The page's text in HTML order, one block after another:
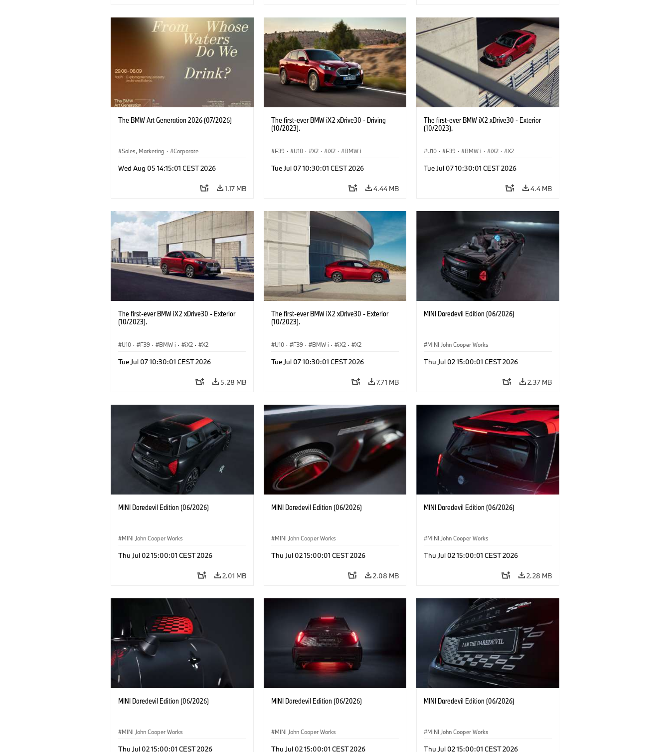
The BMW Art Generation 2026 (07/2026)
Sales, Marketing · Corporate
Wed Aug 05 14:15:01 CEST 2026
1.17 MB
The first-ever BMW iX2 xDrive30 - Driving
(10/2023).
F39 · U10 · X2 · iX2 · BMW i
Tue Jul 07 10:30:01 CEST 2026
4.44 MB
The first-ever BMW iX2 xDrive30 - Exterior
(10/2023).
U10 · F39 · BMW i · iX2 · X2
Tue Jul 07 10:30:01 CEST 2026
4.4 MB
The first-ever BMW iX2 xDrive30 - Exterior
(10/2023).
U10 · F39 · BMW i · iX2 · X2
Tue Jul 07 10:30:01 CEST 2026
5.28 MB
The first-ever BMW iX2 xDrive30 - Exterior
(10/2023).
U10 · F39 · BMW i · iX2 · X2
Tue Jul 07 10:30:01 CEST 2026
7.71 MB
MINI Daredevil Edition (06/2026)
MINI John Cooper Works
Thu Jul 02 15:00:01 CEST 2026
2.37 MB
MINI Daredevil Edition (06/2026)
MINI John Cooper Works
Thu Jul 02 15:00:01 CEST 2026
2.01 MB
MINI Daredevil Edition (06/2026)
MINI John Cooper Works
Thu Jul 02 15:00:01 CEST 2026
2.08 MB
MINI Daredevil Edition (06/2026)
MINI John Cooper Works
Thu Jul 02 15:00:01 CEST 2026
2.28 MB
MINI Daredevil Edition (06/2026)
MINI John Cooper Works
Thu Jul 02 15:00:01 CEST 2026
MINI Daredevil Edition (06/2026)
MINI John Cooper Works
Thu Jul 02 15:00:01 CEST 2026
MINI Daredevil Edition (06/2026)
MINI John Cooper Works
Thu Jul 02 15:00:01 CEST 2026